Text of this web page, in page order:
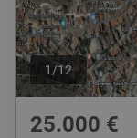
1 /12
25.000 €